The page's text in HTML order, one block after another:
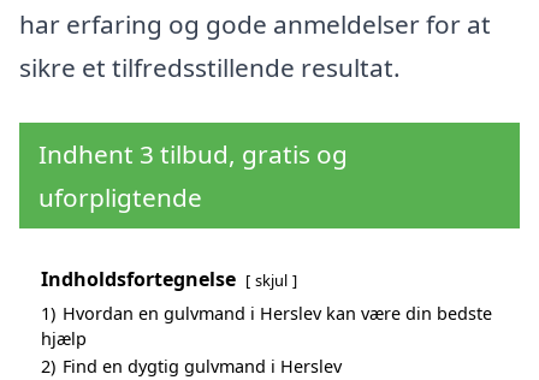
har erfaring og gode anmeldelser for at
sikre et tilfredsstillende resultat.
Indhent 3 tilbud, gratis og
uforpligtende
Indholdsfortegnelse skjul
1) Hvordan en gulvmand i Herslev kan være din bedste
hjælp
2) Find en dygtig gulvmand i Herslev